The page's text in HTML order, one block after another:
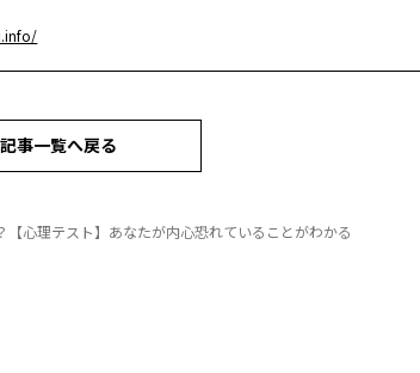
記事一覧へ戻る
【心理テスト】あなたが内心恐れていることがわかる